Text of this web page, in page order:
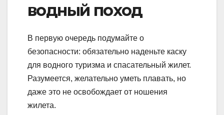
водный поход
В первую очередь подумайте о
безопасности: обязательно наденьте каску
для водного туризма и спасательный жилет.
Разумеется, желательно уметь плавать, но
даже это не освобождает от ношения
жилета.